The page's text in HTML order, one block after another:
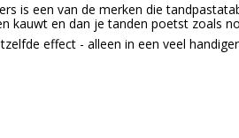
is een van de merken die
kauwt en dan je tanden poetst zoals
effect - alleen in een veel